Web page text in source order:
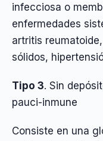
infecciosa o
enfermedades
artritis
sólidos,
Tipo 3. Sin
pauci-inmune
Consiste en una